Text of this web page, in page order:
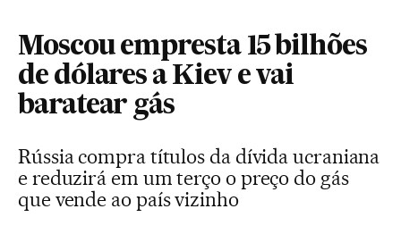
Moscou empresta 15 bilhões
de dólares a Kiev e vai
baratear gás
Rússia compra títulos da dívida ucraniana
e reduzirá em um terço o preço do gás
que vende ao país vizinho